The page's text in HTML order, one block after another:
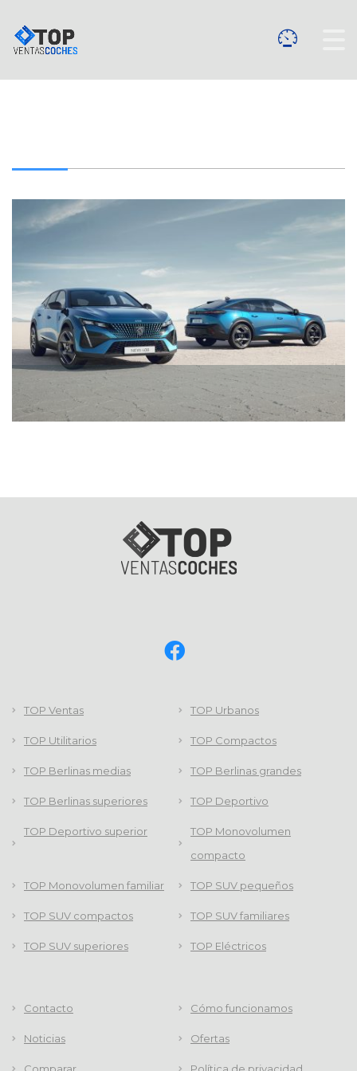
TOP Ventas TOP Urbanos
TOP Utilitarios TOP Compactos
TOP Berlinas medias TOP Berlinas grandes
TOP Berlinas superiores TOP Deportivo
TOP Deportivo superior
TOP Monovolumen
compacto
TOP Monovolumen familiar TOP SUV pequeños
TOP SUV compactos TOP SUV familiares
TOP SUV superiores TOP Eléctricos
Contacto Cómo funcionamos
Noticias Ofertas